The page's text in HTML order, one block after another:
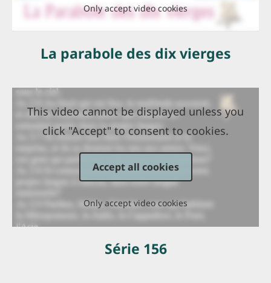
Only accept video cookies
La parabole des dix vierges
This video cannot be displayed unless you
click "Accept" to consent to cookies.
Accept all cookies
Only accept video cookies
Série 156